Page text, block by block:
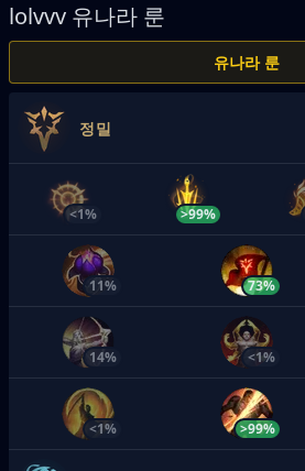
lolvvv 유나라 룬
유나라 룬
정밀
<1% >99%
11% 73%
14% <1%
<1% >99%